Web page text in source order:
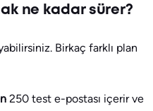
ne kadar sürer?
Birkaç farklı plan
250 test e-postası içerir ve